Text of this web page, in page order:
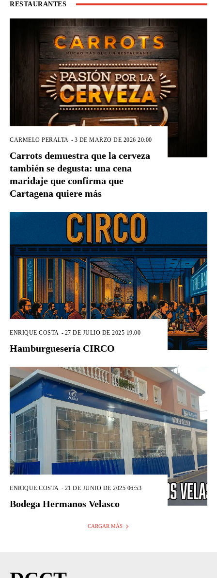
RESTAURANTES
CARMELO PERALTA - 3 DE MARZO DE 2026 20:00
Carrots demuestra que la cerveza
también se degusta: una cena
maridaje que confirma que
Cartagena quiere más
ENRIQUE COSTA - 27 DE JULIO DE 2025 19:00
Hamburguesería CIRCO
ENRIQUE COSTA - 21 DE JUNIO DE 2025 06:53
Bodega Hermanos Velasco
CARGAR MÁS